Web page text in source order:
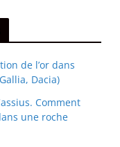
de l’or dans
Dacia)
Comment
une roche